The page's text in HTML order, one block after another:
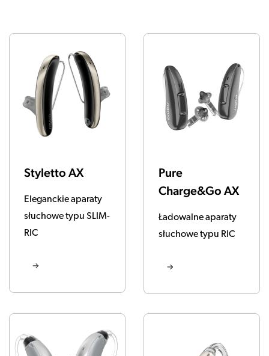
Styletto AX
Eleganckie aparaty
słuchowe typu SLIM-
RIC
Pure
Charge&Go AX
Ładowalne aparaty
słuchowe typu RIC